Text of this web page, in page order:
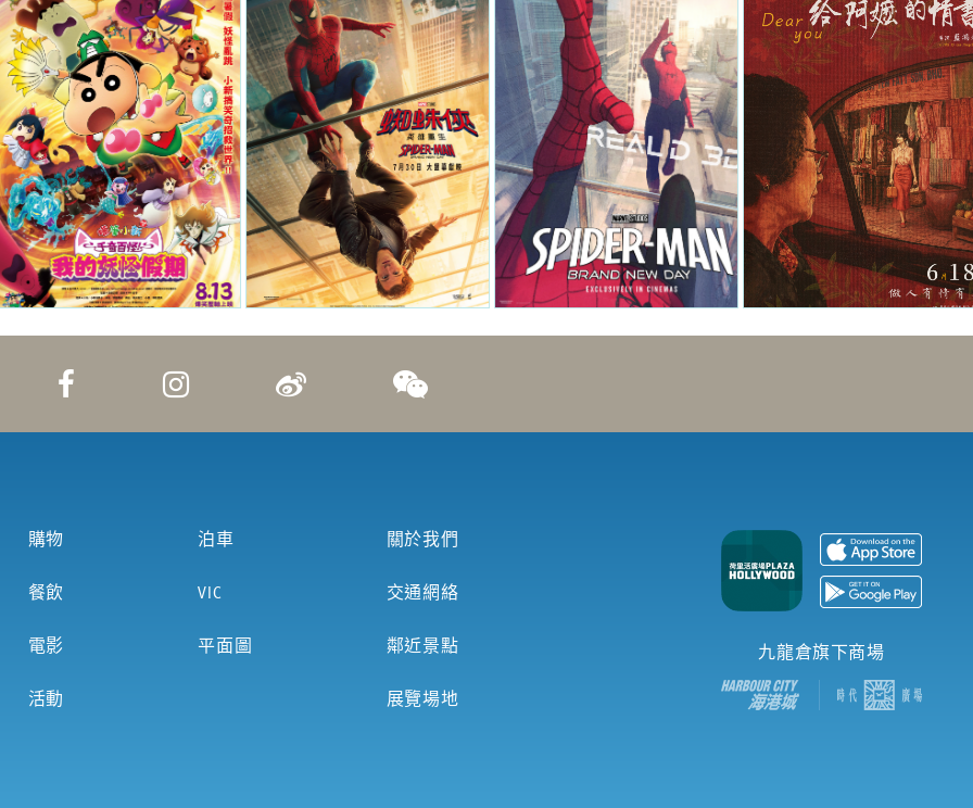
購物
餐飲
電影
活動
泊車
VIC
平面圖
關於我們
交通網絡
鄰近景點
展覽場地
九龍倉旗下商場